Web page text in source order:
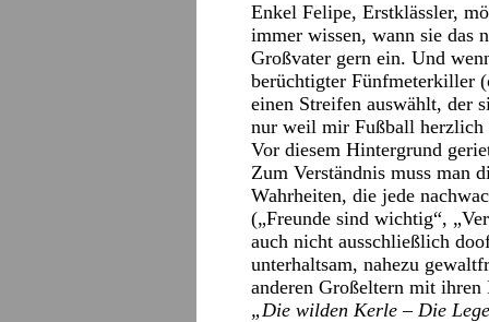
Enkel Felipe, Erstklässler,
immer wissen, wann sie das
Großvater gern ein. Und
berüchtigter Fünfmeterkiller
einen Streifen auswählt, der
nur weil mir Fußball herzlich
Vor diesem Hintergrund
Zum Verständnis muss man
Wahrheiten, die jede
(„Freunde sind wichtig“,
auch nicht ausschließlich
unterhaltsam, nahezu
anderen Großeltern mit
„Die wilden Kerle – Die